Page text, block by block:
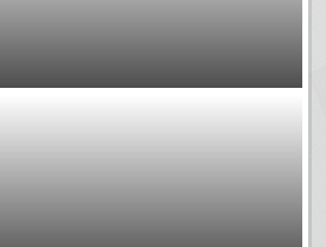
Por favor, aguarde...